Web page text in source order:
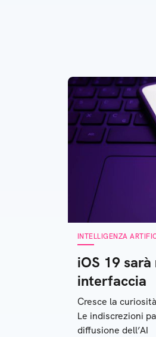
INTELLIGENZA
iOS 19
interfaccia
Cresce la
Le indiscrezioni
diffusione dell’AI